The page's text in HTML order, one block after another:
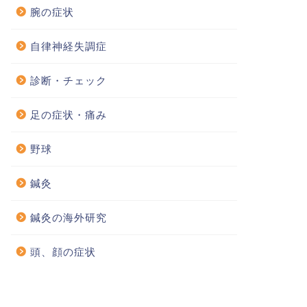
腕の症状
自律神経失調症
診断・チェック
足の症状・痛み
野球
鍼灸
鍼灸の海外研究
頭、顔の症状